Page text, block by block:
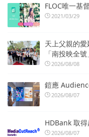
FLOC唯一基
2021/03/29
天上父親的
「南投映全
2026/08/08
鎧應
2026/08/07
HDBank 取
2026/08/07